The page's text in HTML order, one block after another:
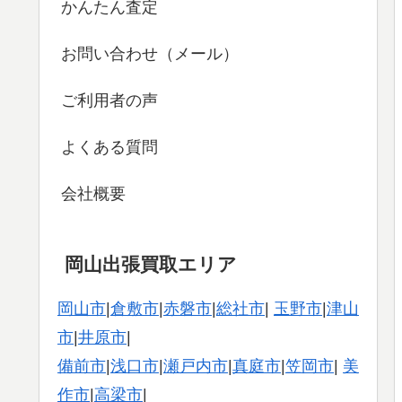
かんたん査定
お問い合わせ（メール）
ご利用者の声
よくある質問
会社概要
岡山出張買取エリア
岡山市|倉敷市|赤磐市|総社市| 玉野市|津山
市|井原市|
備前市|浅口市|瀬戸内市|真庭市|笠岡市| 美
作市|高梁市|